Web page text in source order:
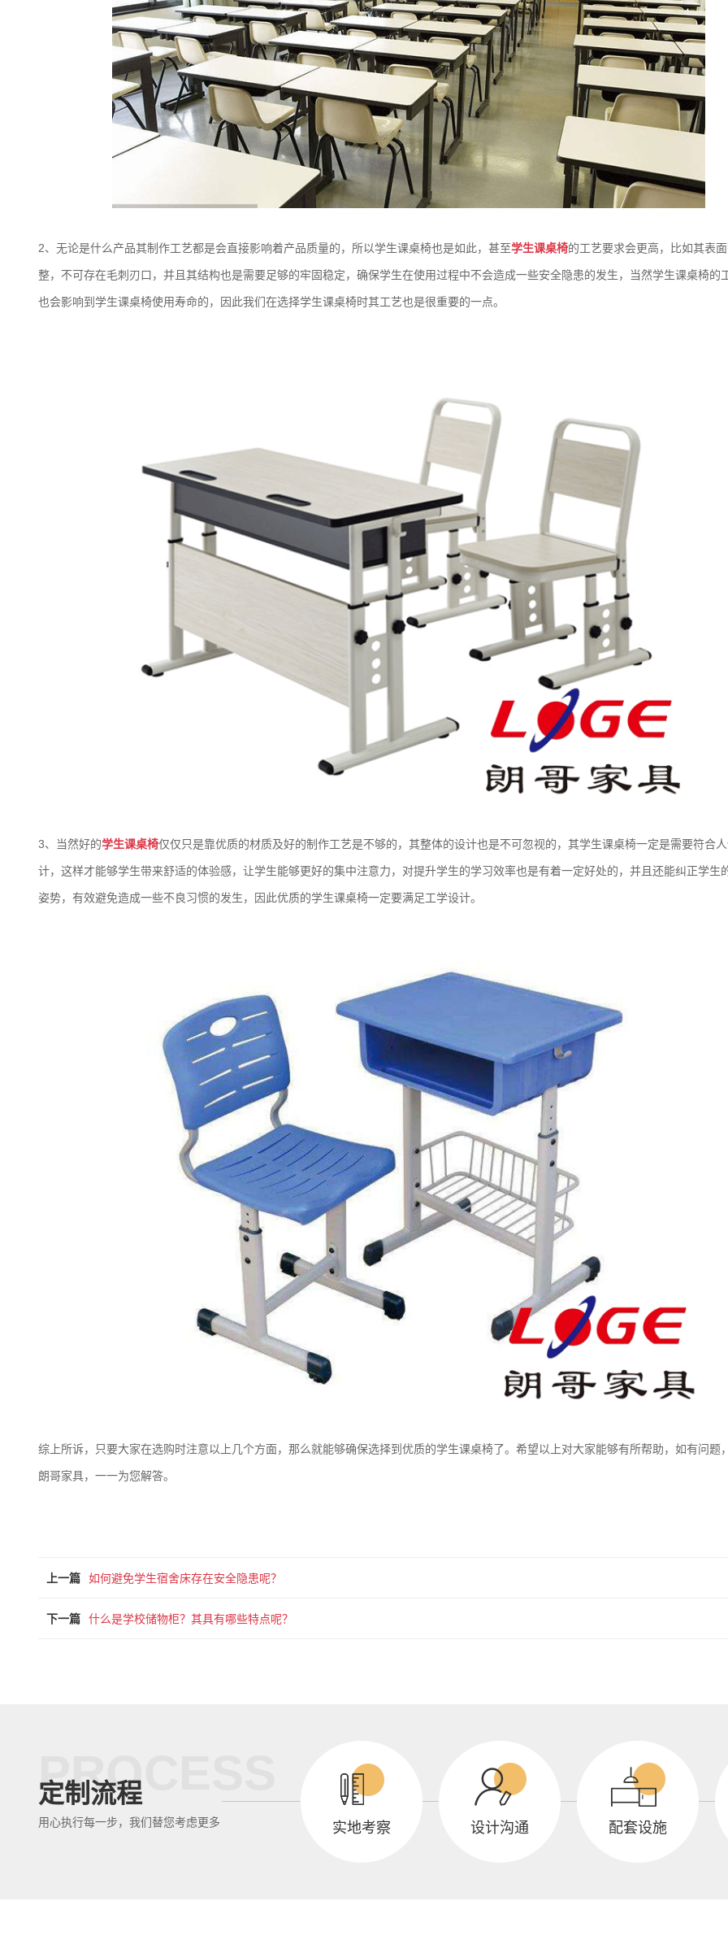
2、无论是什么产品其制作工艺都是会直接影响着产品质量的，所以学生课桌椅也是如此，甚至学生课桌椅的工艺要求会更高，比如其表
整，不可存在毛刺刃口，并且其结构也是需要足够的牢固稳定，确保学生在使用过程中不会造成一些安全隐患的发生，当然学生课桌椅的
也会影响到学生课桌椅使用寿命的，因此我们在选择学生课桌椅时其工艺也是很重要的一点。
3、当然好的学生课桌椅仅仅只是靠优质的材质及好的制作工艺是不够的，其整体的设计也是不可忽视的，其学生课桌椅一定是需要符合
计，这样才能够学生带来舒适的体验感，让学生能够更好的集中注意力，对提升学生的学习效率也是有着一定好处的，并且还能纠正学生
姿势，有效避免造成一些不良习惯的发生，因此优质的学生课桌椅一定要满足工学设计。
综上所诉，只要大家在选购时注意以上几个方面，那么就能够确保选择到优质的学生课桌椅了。希望以上对大家能够有所帮助，如有问题
朗哥家具，一一为您解答。
上一篇 如何避免学生宿舍床存在安全隐患呢？
下一篇 什么是学校储物柜？其具有哪些特点呢？
PROCESS
定制流程
用心执行每一步，我们替您考虑更多 实地考察 设计沟通 配套设施